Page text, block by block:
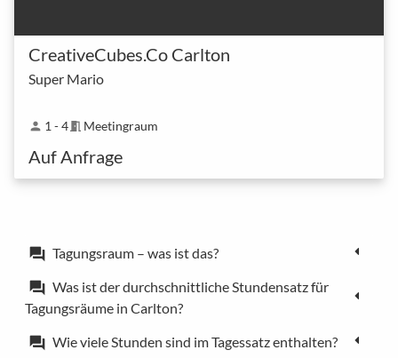
CreativeCubes.Co Carlton
Super Mario
person 1 - 4meeting_room Meetingraum
Auf Anfrage
forum Tagungsraum – was ist das?
forum Was ist der durchschnittliche Stundensatz für
Tagungsräume in Carlton?
forum Wie viele Stunden sind im Tagessatz enthalten?